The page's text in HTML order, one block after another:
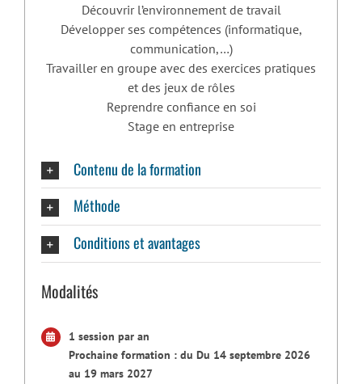
Découvrir l’environnement de travail
Développer ses compétences (informatique,
communication,…)
Travailler en groupe avec des exercices pratiques
et des jeux de rôles
Reprendre confiance en soi
Stage en entreprise
Contenu de la formation
Méthode
Conditions et avantages
Modalités
1 session par an
Prochaine formation : du Du 14 septembre 2026
au 19 mars 2027